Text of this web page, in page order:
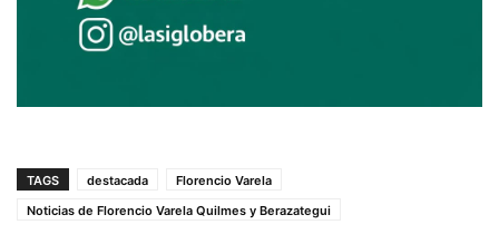
TAGS destacada
Florencio Varela
Noticias de Florencio Varela Quilmes y Berazategui